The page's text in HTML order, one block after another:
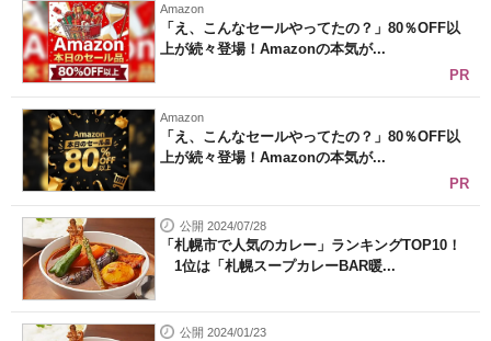
Amazon
「え、こんなセールやってたの？」80％OFF以
上が続々登場！Amazonの本気が...
PR
Amazon
「え、こんなセールやってたの？」80％OFF以
上が続々登場！Amazonの本気が...
PR
公開 2024/07/28
「札幌市で人気のカレー」ランキングTOP10！
1位は「札幌スープカレーBAR暖...
公開 2024/01/23